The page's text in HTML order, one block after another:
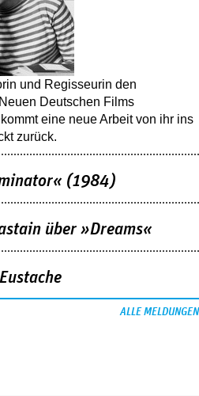
und Regisseurin den
Deutschen Films
eine neue Arbeit von ihr ins
zurück.
(1984)
über »Dreams«
ALLE MELDUNGEN